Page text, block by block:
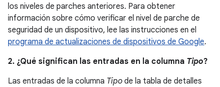
los niveles de parches anteriores. Para obtener
información sobre cómo verificar el nivel de parche de
seguridad de un dispositivo, lee las instrucciones en el
programa de actualizaciones de dispositivos de Google.
2. ¿Qué significan las entradas en la columna Tipo?
Las entradas de la columna Tipo de la tabla de detalles